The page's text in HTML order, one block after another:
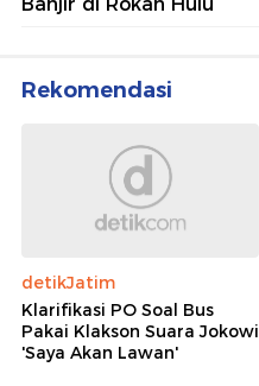
Banjir di Rokan Hulu
Rekomendasi
detikJatim
Klarifikasi PO Soal Bus
Pakai Klakson Suara Jokowi
'Saya Akan Lawan'